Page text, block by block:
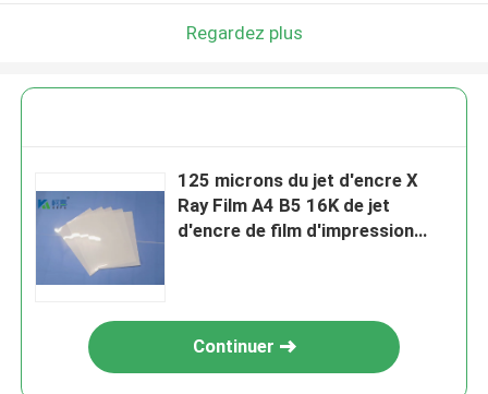
Regardez plus
125 microns du jet d'encre X
Ray Film A4 B5 16K de jet
d'encre de film d'impression
Continuer